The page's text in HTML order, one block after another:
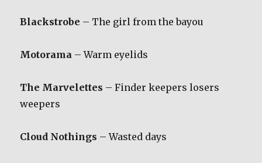
Blackstrobe – The girl from the bayou
Motorama – Warm eyelids
The Marvelettes – Finder keepers losers
weepers
Cloud Nothings – Wasted days